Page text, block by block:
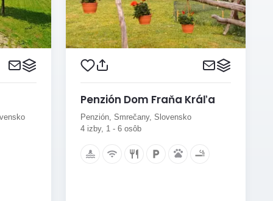
Penzión Dom Fraňa Kráľa
Penzión, Smrečany, Slovensko
4 izby, 1 - 6 osôb